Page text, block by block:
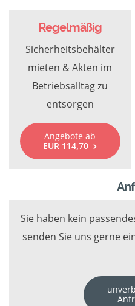
Regelmäßig
Sicherheitsbehälter
mieten & Akten im
Betriebsalltag zu
entsorgen
Angebote ab
EUR 114,70
Sie haben kein
senden Sie uns gerne